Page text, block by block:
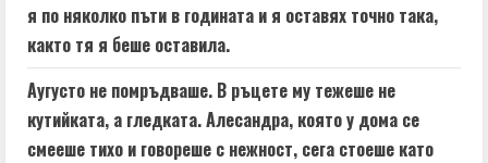
я по няколко пъти в годината и я оставях точно така,
както тя я беше оставила.
Аугусто не помръдваше. В ръцете му тежеше не
кутийката, а гледката. Алесандра, която у дома се
смееше тихо и говореше с нежност, сега стоеше като